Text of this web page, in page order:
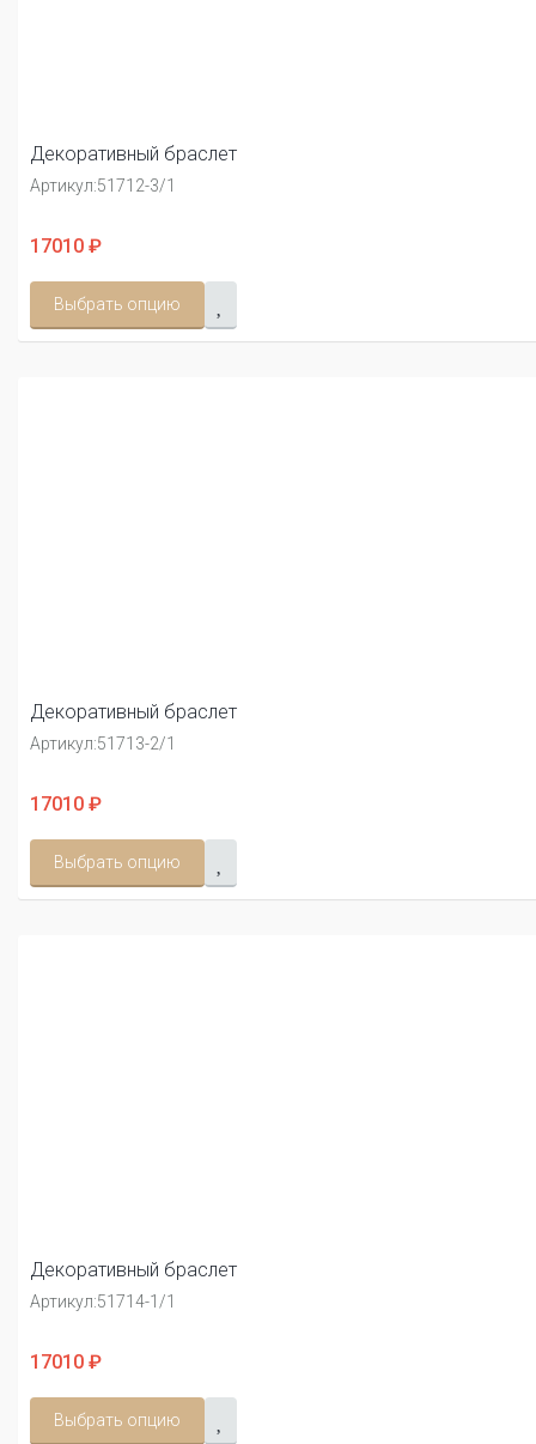
Декоративный браслет
Артикул:51712-3/1
17010 ₽
Выбрать опцию
Декоративный браслет
Артикул:51713-2/1
17010 ₽
Выбрать опцию
Декоративный браслет
Артикул:51714-1/1
17010 ₽
Выбрать опцию